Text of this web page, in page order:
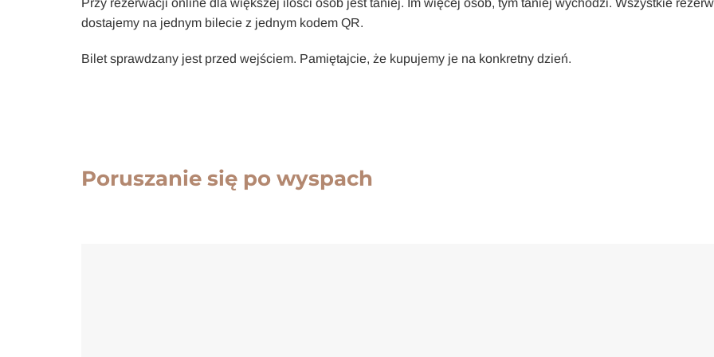
dostajemy na jednym bilecie z jednym kodem QR.
Bilet sprawdzany jest przed wejściem. Pamiętajcie, że kupujemy je na konkretny dzień.
Poruszanie się po wyspach